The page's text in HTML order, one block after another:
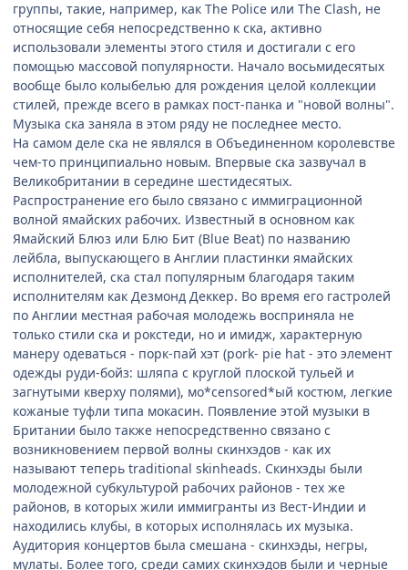
группы, такие, например, как The Police или The Clash, не
относящие себя непосредственно к ска, активно
использовали элементы этого стиля и достигали с его
помощью массовой популярности. Начало восьмидесятых
вообще было колыбелью для рождения целой коллекции
стилей, прежде всего в рамках пост-панка и "новой волны".
Музыка ска заняла в этом ряду не последнее место.
На самом деле ска не являлся в Объединенном королевстве
чем-то принципиально новым. Впервые ска зазвучал в
Великобритании в середине шестидесятых.
Распространение его было связано с иммиграционной
волной ямайских рабочих. Известный в основном как
Ямайский Блюз или Блю Бит (Blue Beat) по названию
лейбла, выпускающего в Англии пластинки ямайских
исполнителей, ска стал популярным благодаря таким
исполнителям как Дезмонд Деккер. Во время его гастролей
по Англии местная рабочая молодежь восприняла не
только стили ска и рокстеди, но и имидж, характерную
манеру одеваться - порк-пай хэт (pork- pie hat - это элемент
одежды руди-бойз: шляпа с круглой плоской тульей и
загнутыми кверху полями), мо*censored*ый костюм, легкие
кожаные туфли типа мокасин. Появление этой музыки в
Британии было также непосредственно связано с
возникновением первой волны скинхэдов - как их
называют теперь traditional skinheads. Скинхэды были
молодежной субкультурой рабочих районов - тех же
районов, в которых жили иммигранты из Вест-Индии и
находились клубы, в которых исполнялась их музыка.
Аудитория концертов была смешана - скинхэды, негры,
мулаты. Более того, среди самих скинхэдов были и черные